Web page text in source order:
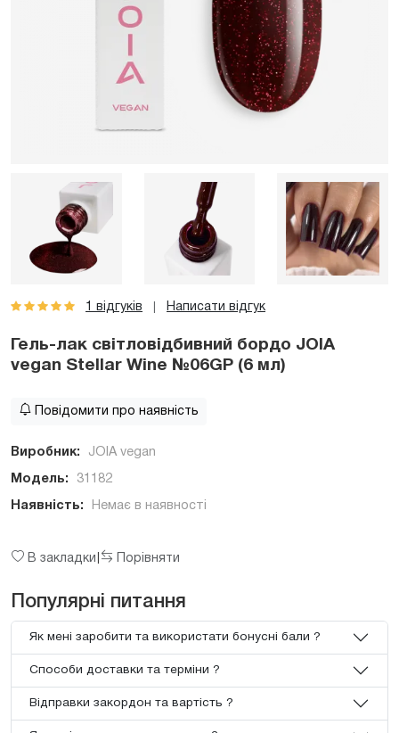
1 відгуків Написати відгук
Гель-лак світловідбивний бордо JOIA
vegan Stellar Wine №06GP (6 мл)
Повідомити про наявність
Виробник: JOIA vegan
Модель: 31182
Наявність: Немає в наявності
В закладки Порівняти
Популярні питання
Як мені заробити та використати бонусні бали ?
Способи доставки та терміни ?
Відправки закордон та вартість ?